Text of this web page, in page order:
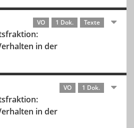
VO 1 Dok. Texte
in der
VO 1 Dok.
in der